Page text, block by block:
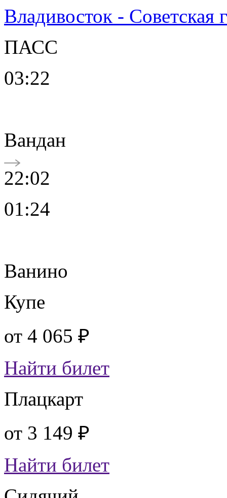
Владивосток - Советская
ПАСС
03:22
Вандан
22:02
01:24
Ванино
Купе
от 4 065 ₽
Найти билет
Плацкарт
от 3 149 ₽
Найти билет